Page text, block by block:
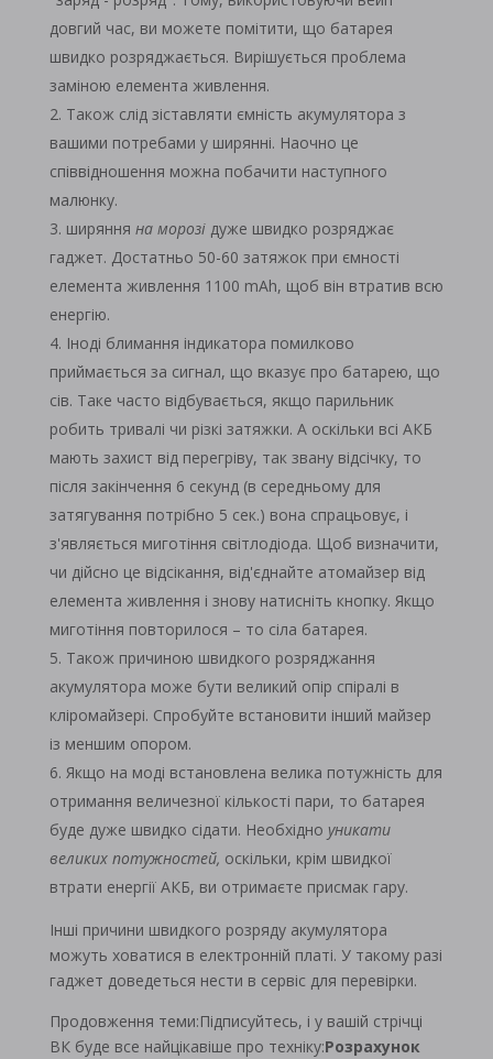
довгий час, ви можете помітити, що батарея
швидко розряджається. Вирішується проблема
заміною елемента живлення.
Також слід зіставляти ємність акумулятора з
вашими потребами у ширянні. Наочно це
співвідношення можна побачити наступного
малюнку.
ширяння на морозідуже швидко розряджає
гаджет. Достатньо 50-60 затяжок при ємності
елемента живлення 1100 mAh, щоб він втратив всю
енергію.
Іноді блимання індикатора помилково
приймається за сигнал, що вказує про батарею, що
сів. Таке часто відбувається, якщо парильник
робить тривалі чи різкі затяжки. А оскільки всі АКБ
мають захист від перегріву, так звану відсічку, то
після закінчення 6 секунд (в середньому для
затягування потрібно 5 сек.) вона спрацьовує, і
з'являється миготіння світлодіода. Щоб визначити,
чи дійсно це відсікання, від'єднайте атомайзер від
елемента живлення і знову натисніть кнопку. Якщо
миготіння повторилося – то сіла батарея.
Також причиною швидкого розряджання
акумулятора може бути великий опір спіралі в
кліромайзері. Спробуйте встановити інший майзер
із меншим опором.
Якщо на моді встановлена ​​велика потужність для
отримання величезної кількості пари, то батарея
буде дуже швидко сідати. Необхідно уникати
великих потужностей, оскільки, крім швидкої
втрати енергії АКБ, ви отримаєте присмак гару.
Інші причини швидкого розряду акумулятора
можуть ховатися в електронній платі. У такому разі
гаджет доведеться нести в сервіс для перевірки.
Продовження теми:Підписуйтесь, і у вашій стрічці
ВК буде все найцікавіше про техніку:Розрахунок